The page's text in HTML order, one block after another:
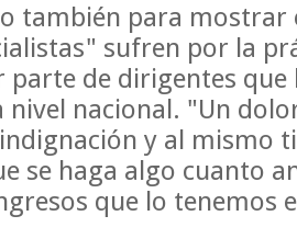
también para mostrar
sufren por la
parte de dirigentes que
nivel nacional. "Un
y al mismo
se haga algo cuanto
que lo tenemos